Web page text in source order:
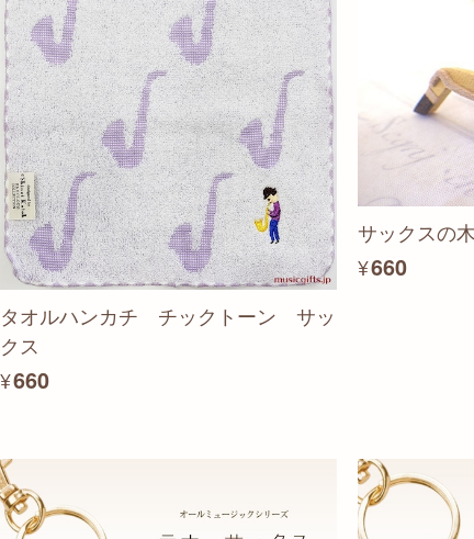
タオルハンカチ チックトーン サッ
クス
¥660
サックスの
¥660